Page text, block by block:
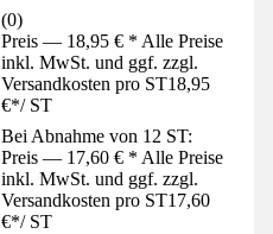
(0)
Preis — 18,95 € * Alle Preise
inkl. MwSt. und ggf. zzgl.
Versandkosten pro ST18,95
€*/ ST
Bei Abnahme von 12 ST:
Preis — 17,60 € * Alle Preise
inkl. MwSt. und ggf. zzgl.
Versandkosten pro ST17,60
€*/ ST